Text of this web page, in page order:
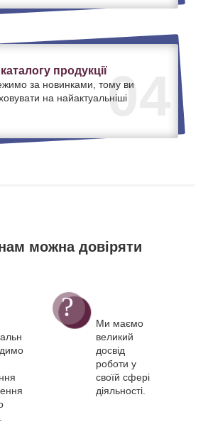
04
продукції
за новинками, тому ви
на найактуальніші
можна довіряти
Ми маємо
великий
досвід
роботи у
своїй сфері
діяльності.